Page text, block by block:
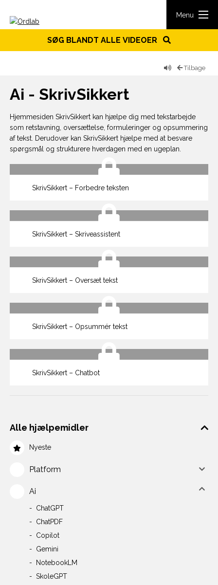
Menu
SØG BLANDT ALLE VIDEOER
Tilbage
Ai - SkrivSikkert
Hjemmesiden SkrivSikkert kan hjælpe dig med tekstarbejde
som retstavning, oversættelse, formuleringer og opsummering
af tekst. Derudover kan SkrivSikkert hjælpe med at besvare
spørgsmål og strukturere hverdagen med en ugeplan.
SkrivSikkert – Forbedre teksten
SkrivSikkert – Skriveassistent
SkrivSikkert – Oversæt tekst
SkrivSikkert – Opsummér tekst
SkrivSikkert – Chatbot
Alle hjælpemidler
Nyeste
Platform
Ai
ChatGPT
ChatPDF
Copilot
Gemini
NotebookLM
SkoleGPT